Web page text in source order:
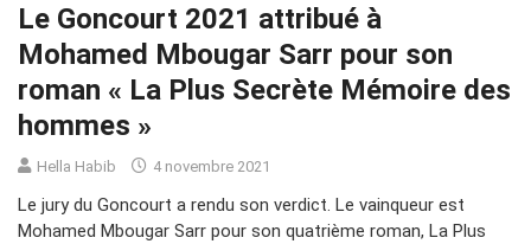
Le Goncourt 2021 attribué à
Mohamed Mbougar Sarr pour son
roman « La Plus Secrète Mémoire des
hommes »
Hella Habib 4 novembre 2021
Le jury du Goncourt a rendu son verdict. Le vainqueur est
Mohamed Mbougar Sarr pour son quatrième roman, La Plus